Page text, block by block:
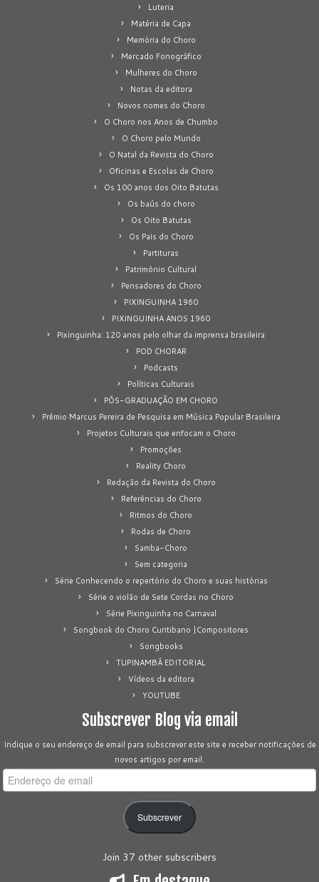
Luteria
Matéria de Capa
Memória do Choro
Mercado Fonográfico
Mulheres do Choro
Notas da editora
Novos nomes do Choro
O Choro nos Anos de Chumbo
O Choro pelo Mundo
O Natal da Revista do Choro
Oficinas e Escolas de Choro
Os 100 anos dos Oito Batutas
Os baús do choro
Os Oito Batutas
Os Pais do Choro
Partituras
Patrimônio Cultural
Pensadores do Choro
PIXINGUINHA 1960
PIXINGUINHA ANOS 1960
Pixinguinha: 120 anos pelo olhar da imprensa brasileira
POD CHORAR
Podcasts
Políticas Culturais
PÓS-GRADUAÇÃO EM CHORO
Prêmio Marcus Pereira de Pesquisa em Música Popular Brasileira
Projetos Culturais que enfocam o Choro
Promoções
Reality Choro
Redação da Revista do Choro
Referências do Choro
Ritmos do Choro
Rodas de Choro
Samba-Choro
Sem categoria
Série Conhecendo o repertório do Choro e suas histórias
Série o violão de Sete Cordas no Choro
Série Pixinguinha no Carnaval
Songbook do Choro Curitibano |Compositores
Songbooks
TUPINAMBÁ EDITORIAL
Vídeos da editora
YOUTUBE
Subscrever Blog via email
Indique o seu endereço de email para subscrever este site e receber notificações de
novos artigos por email.
Endereço
de
Subscrever
Join 37 other subscribers